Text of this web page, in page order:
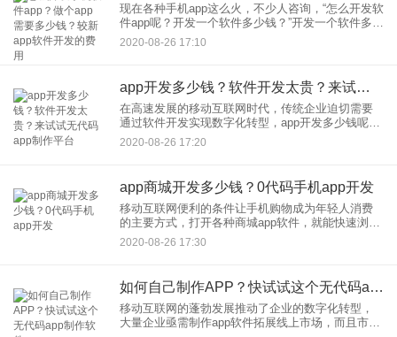
现在各种手机app这么火，不少人咨询，“怎么开发软
件app呢？开发一个软件多少钱？”开发一个软件多少
钱一直是行业内反复讨论的问题，app软件开发的费
用价格受不同的程序开发技术、app行业类型、功能
2020-08-26 17:10
app开发多少钱？软件开发太贵？来试试无代码app制作平台
在高速发展的移动互联网时代，传统企业迫切需要
通过软件开发实现数字化转型，app开发多少钱呢？
传统app制作高技术门槛、高开发费用、高开发周期
的“三高”特点，让诸多企业望而却步。现在无代码手
2020-08-26 17:20
app商城开发多少钱？0代码手机app开发
移动互联网便利的条件让手机购物成为年轻人消费
的主要方式，打开各种商城app软件，就能快速浏览
网上商品，下单之后还有配套的物流快递服务，送
货上门。现在热门的创业领域，比如社交电商、社
2020-08-26 17:30
如何自己制作APP？快试试这个无代码app制作软件
移动互联网的蓬勃发展推动了企业的数字化转型，
大量企业亟需制作app软件拓展线上市场，而且市场